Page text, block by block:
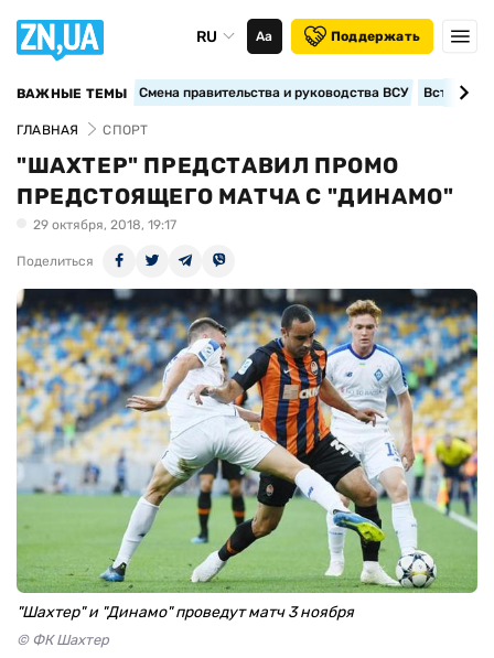
RU Аа Поддержать
ВАЖНЫЕ ТЕМЫ Смена правительства и руководства ВСУ
ГЛАВНАЯ СПОРТ
"ШАХТЕР" ПРЕДСТАВИЛ ПРОМО
ПРЕДСТОЯЩЕГО МАТЧА С "ДИНАМО"
29 октября, 2018, 19:17
Поделиться
"Шахтер" и "Динамо" проведут матч 3 ноября
© ФК Шахтер